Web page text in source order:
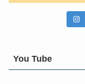
You Tube